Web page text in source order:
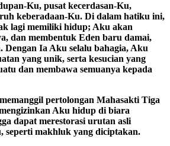
Ku, pusat kecerdasan-Ku,
keberadaan-Ku. Di dalam hatiku ini,
lagi memiliki hidup; Aku akan
dan membentuk Eden baru damai,
Dengan Ia Aku selalu bahagia, Aku
yang unik, serta kesucian yang
dan membawa semuanya kepada
pertolongan Mahasakti Tiga
Aku hidup di biara
dapat merestorasi urutan asli
seperti makhluk yang diciptakan.